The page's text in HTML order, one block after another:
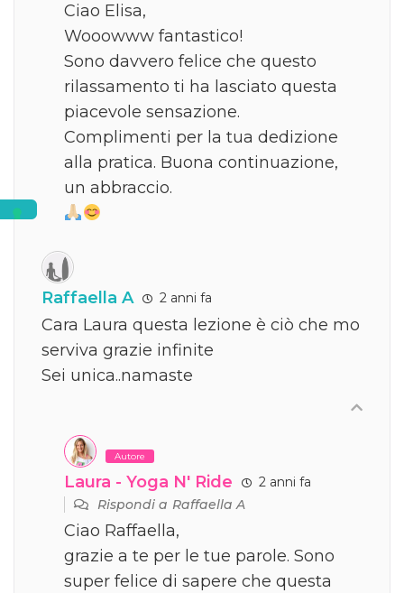
Ciao Elisa,
Wooowww fantastico!
Sono davvero felice che questo
rilassamento ti ha lasciato questa
piacevole sensazione.
Complimenti per la tua dedizione
alla pratica. Buona continuazione,
un abbraccio.
Raffaella A 2 anni fa
Cara Laura questa lezione è ciò che mo
serviva grazie infinite
Sei unica..namaste
Autore
Laura - Yoga N' Ride
2 anni fa
Rispondi aRaffaella A
Ciao Raffaella,
grazie a te per le tue parole. Sono
super felice di sapere che questa